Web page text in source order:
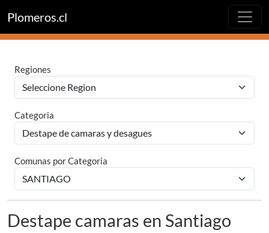
Plomeros.cl
Regiones
Categoria
Comunas por Categoria
Destape camaras en Santiago